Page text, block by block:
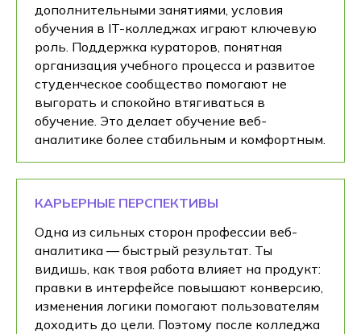
дополнительными занятиями, условия
обучения в IT-колледжах играют ключевую
роль. Поддержка кураторов, понятная
организация учебного процесса и развитое
студенческое сообщество помогают не
выгорать и спокойно втягиваться в
обучение. Это делает обучение веб-
аналитике более стабильным и комфортным.
КАРЬЕРНЫЕ ПЕРСПЕКТИВЫ
Одна из сильных сторон профессии веб-
аналитика — быстрый результат. Ты
видишь, как твоя работа влияет на продукт:
правки в интерфейсе повышают конверсию,
изменения логики помогают пользователям
доходить до цели. Поэтому после колледжа